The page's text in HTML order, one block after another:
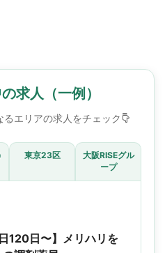
求人（一例）
エリアの求人をチェック
東京23区
大阪RISEグル
ープ
120日〜】メリハリを